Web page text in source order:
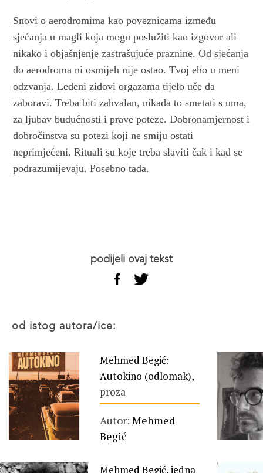
Snovi o aerodromima kao poveznicama između
sjećanja u magli koja mogu poslužiti kao izgovor ali
nikako i objašnjenje zastrašujuće praznine. Od sjećanja
do aerodroma ni osmijeh nije ostao. Tvoj eho u meni
odzvanja. Ledeni zidovi orgazama tijelo uče da
zaboravi. Treba biti zahvalan, nikada to smetati s uma,
za ljubav budućnosti i prave poteze. Dobronamjernost i
dobročinstva su potezi koji ne smiju ostati
neprimjećeni. Rituali su koje treba slaviti čak i kad se
podrazumijevaju. Posebno tada.
podijeli ovaj tekst
od istog autora/ice:
Mehmed Begić:
Autokino (odlomak),
proza
Autor: Mehmed
Begić
Mehmed Begić, jedna